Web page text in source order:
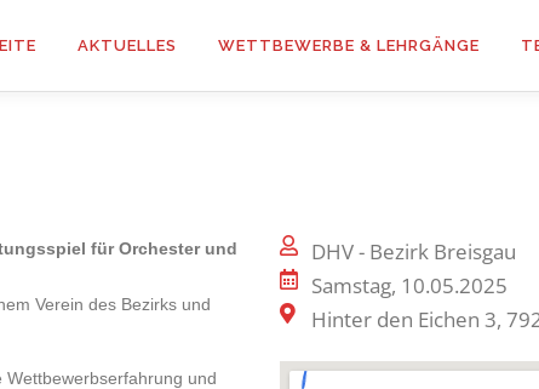
AKTUELLES WETTBEWERBE & LEHRGÄNGE
für Orchester und
Verein des Bezirks und
und
DHV - Bezirk Breisgau
Samstag, 10.05.2025
Hinter den Eichen 3,